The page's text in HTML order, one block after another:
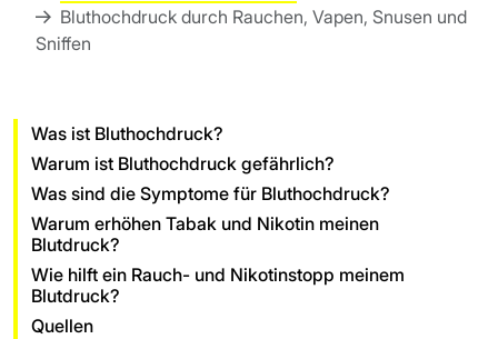
Bluthochdruck durch Rauchen, Vapen, Snusen und
Sniffen
Was ist Bluthochdruck?
Warum ist Bluthochdruck gefährlich?
Was sind die Symptome für Bluthochdruck?
Warum erhöhen Tabak und Nikotin meinen
Blutdruck?
Wie hilft ein Rauch- und Nikotinstopp meinem
Blutdruck?
Quellen